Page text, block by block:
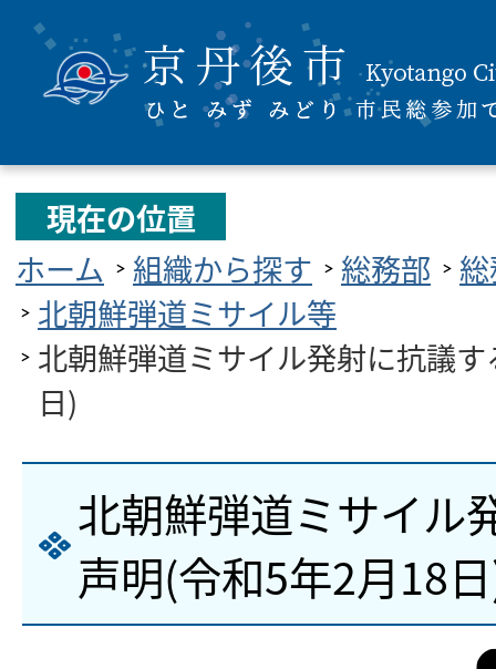
現在の位置
ホーム
組織から探す 総務部
北朝鮮弾道ミサイル等
北朝鮮弾道ミサイル発射に抗議
日)
北朝鮮弾道ミサイル
声明(令和5年2月18